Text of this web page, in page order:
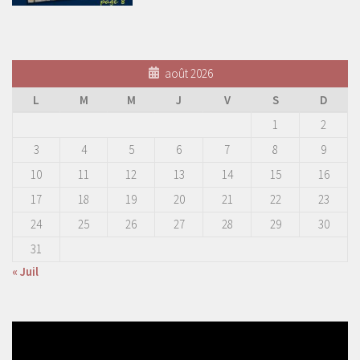
août 2026
L
M M J V S
D
1
2
3
4 5 6 7 8
9
10
11 12 13 14 15
16
17
18 19 20 21 22
23
24
25 26 27 28 29
30
31
« Juil